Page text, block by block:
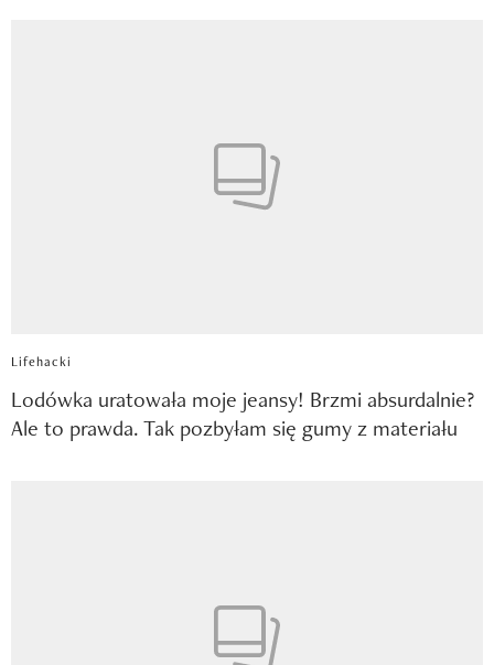
Lifehacki
Lodówka uratowała moje jeansy! Brzmi absurdalnie?
Ale to prawda. Tak pozbyłam się gumy z materiału